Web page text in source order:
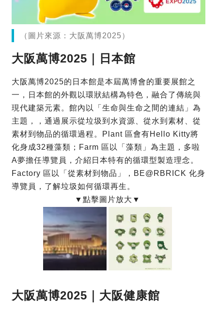
（圖片來源：大阪萬博2025）
大阪萬博2025｜日本館
大阪萬博2025的日本館是本屆萬博會的重要展館之
一，日本館的外觀以環狀結構為特色，融合了傳統與
現代建築元素。館內以「生命與生命之間的連結」為
主題，，通過展示從垃圾到水資源、從水到素材、從
素材到物品的循環過程。Plant 區會有Hello Kitty將
化身成32種藻類；Farm 區以「藻類」為主題，多啦
A夢擔任導覽員，介紹日本特有的循環型製造理念。
Factory 區以「從素材到物品」，BE@RBRICK 化身
導覽員，了解垃圾如何循環再生。
大阪萬博2025｜大阪健康館